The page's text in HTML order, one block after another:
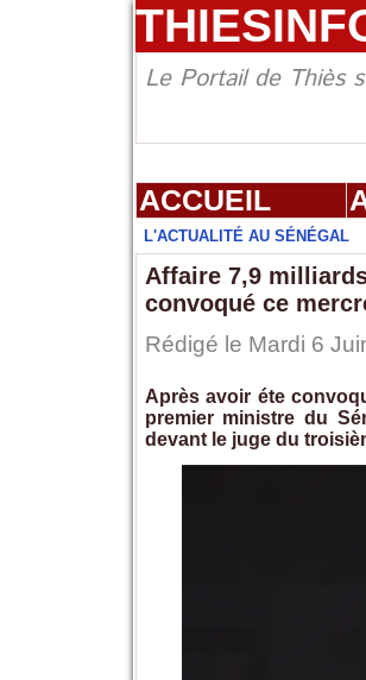
Le Portail de Thiès
ACCUEIL
L'ACTUALITÉ AU SÉNÉGAL
Affaire 7,9
convoqué ce
Rédigé le Mardi 6
Après avoir éte
premier ministre du
devant le juge du